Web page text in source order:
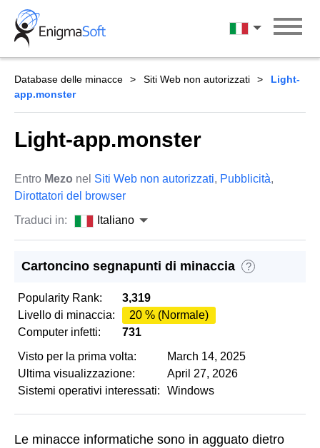
Skip
content
Italiano
Database delle minacce Siti Web non autorizzati
Light-
app.monster
Light-app.monster
Entro Mezo nel Siti Web non autorizzati, Pubblicità,
Dirottatori del browser
Traduci in:
Italiano
Cartoncino segnapunti di minaccia ?
Popularity Rank:
3,319
Livello di minaccia:
20 % (Normale)
Computer infetti:
731
Visto per la prima volta:
March 14, 2025
Ultima visualizzazione:
April 27, 2026
Sistemi operativi interessati:
Windows
Le minacce informatiche sono in agguato dietro